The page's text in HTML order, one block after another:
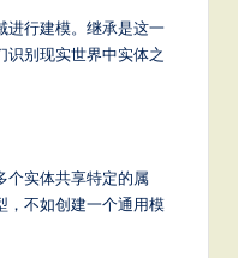
进行建模。继承是这一
识别现实世界中实体之
个实体共享特定的属
，不如创建一个通用模